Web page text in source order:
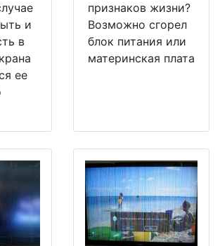
и
в
ее
признаков жизни?
Возможно сгорел
блок питания или
материнская плата